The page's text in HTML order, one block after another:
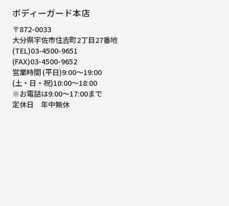
ボディーガード本店
〒872-0033
大分県宇佐市住吉町2丁目27番地
(TEL)03-4500-9651
(FAX)03-4500-9652
営業時間 (平日)9:00～19:00
(土・日・祝)10:00～18:00
※お電話は9:00～17:00まで
定休日 年中無休